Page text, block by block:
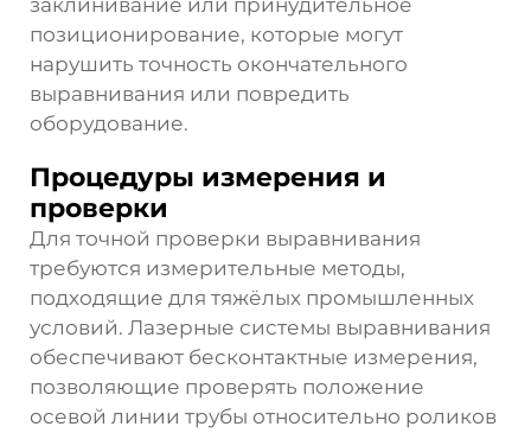
заклинивание или принудительное
позиционирование, которые могут
нарушить точность окончательного
выравнивания или повредить
оборудование.
Процедуры измерения и
проверки
Для точной проверки выравнивания
требуются измерительные методы,
подходящие для тяжёлых промышленных
условий. Лазерные системы выравнивания
обеспечивают бесконтактные измерения,
позволяющие проверять положение
осевой линии трубы относительно роликов